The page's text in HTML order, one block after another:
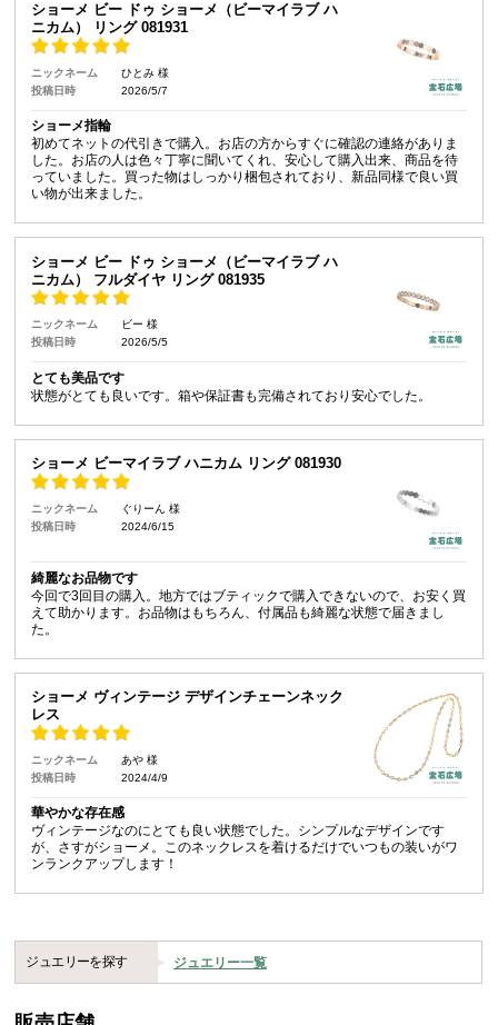
ショーメ ビー ドゥ ショーメ（ビーマイラブ ハ
ニカム） リング 081931
ニックネーム
ひとみ 様
投稿日時
2026/5/7
ショーメ指輪
初めてネットの代引きで購入。お店の方からすぐに確認の連絡がありま
した。お店の人は色々丁寧に聞いてくれ、安心して購入出来、商品を待
っていました。買った物はしっかり梱包されており、新品同様で良い買
い物が出来ました。
ショーメ ビー ドゥ ショーメ（ビーマイラブ ハ
ニカム） フルダイヤ リング 081935
ニックネーム
ビー 様
投稿日時
2026/5/5
とても美品です
状態がとても良いです。箱や保証書も完備されており安心でした。
ショーメ ビーマイラブ ハニカム リング 081930
ニックネーム
ぐりーん 様
投稿日時
2024/6/15
綺麗なお品物です
今回で3回目の購入。地方ではブティックで購入できないので、お安く買
えて助かります。お品物はもちろん、付属品も綺麗な状態で届きまし
た。
ショーメ ヴィンテージ デザインチェーンネック
レス
ニックネーム
あや 様
投稿日時
2024/4/9
華やかな存在感
ヴィンテージなのにとても良い状態でした。シンプルなデザインです
が、さすがショーメ。このネックレスを着けるだけでいつもの装いがワ
ンランクアップします！
ジュエリーを探す ジュエリー一覧